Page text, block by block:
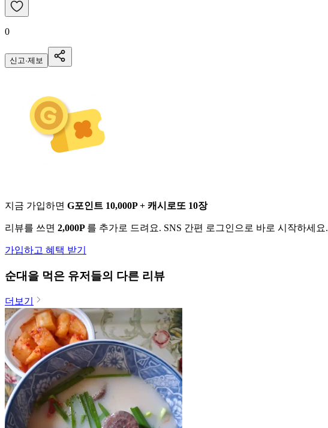
0
신고·제보
지금 가입하면 G포인트 10,000P + 캐시로또 10장
리뷰를 쓰면 2,000P 를 추가로 드려요. SNS 간편 로그인으로 바로 시작하세요.
가입하고 혜택 받기
순대 을 먹은 유저들의 다른 리뷰
더보기